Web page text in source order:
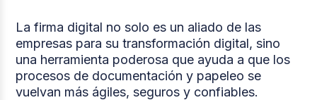
La firma digital no solo es un aliado de las
empresas para su transformación digital, sino
una herramienta poderosa que ayuda a que los
procesos de documentación y papeleo se
vuelvan más ágiles, seguros y confiables.